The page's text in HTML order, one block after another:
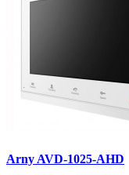
Arny AVD-1025-AHD